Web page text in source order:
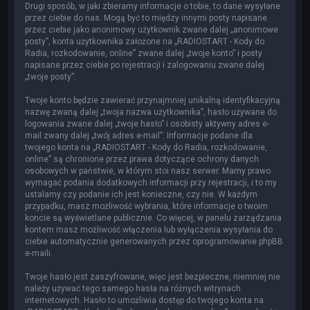
Drugi sposób, w jaki zbieramy informacje o tobie, to dane wysyłane
przez ciebie do nas. Mogą być to między innymi posty napisane
przez ciebie jako anonimowy użytkownik zwane dalej „anonimowe
posty”, konta użytkownika założone na „RADIOSTART - Kody do
Radia, rozkodowanie, online” zwane dalej „twoje konto” i posty
napisane przez ciebie po rejestracji i zalogowaniu zwane dalej
„twoje posty”.
Twoje konto będzie zawierać przynajmniej unikalną identyfikacyjną
nazwę zwaną dalej „twoja nazwa użytkownika”, hasło używane do
logowania zwane dalej „twoje hasło” i osobisty aktywny adres e-
mail zwany dalej „twój adres e-mail”. Informacje podane dla
twojego konta na „RADIOSTART - Kody do Radia, rozkodowanie,
online” są chronione przez prawa dotyczące ochrony danych
osobowych w państwie, w którym stoi nasz serwer. Mamy prawo
wymagać podania dodatkowych informacji przy rejestracji, i to my
ustalamy czy podanie ich jest konieczne, czy nie. W każdym
przypadku, masz możliwość wybrania, które informacje o twoim
koncie są wyświetlane publicznie. Co więcej, w panelu zarządzania
kontem masz możliwość włączenia lub wyłączenia wysyłania do
ciebie automatycznie generowanych przez oprogramowanie phpBB
e-maili.
Twoje hasło jest zaszyfrowane, więc jest bezpieczne, niemniej nie
należy używać tego samego hasła na różnych witrynach
internetowych. Hasło to umożliwia dostęp do twojego konta na